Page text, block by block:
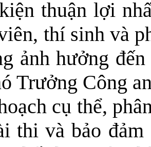
thuận lợi
thí sinh và
ảnh hưởng
Trưởng Công
cụ thể,
thi và bảo